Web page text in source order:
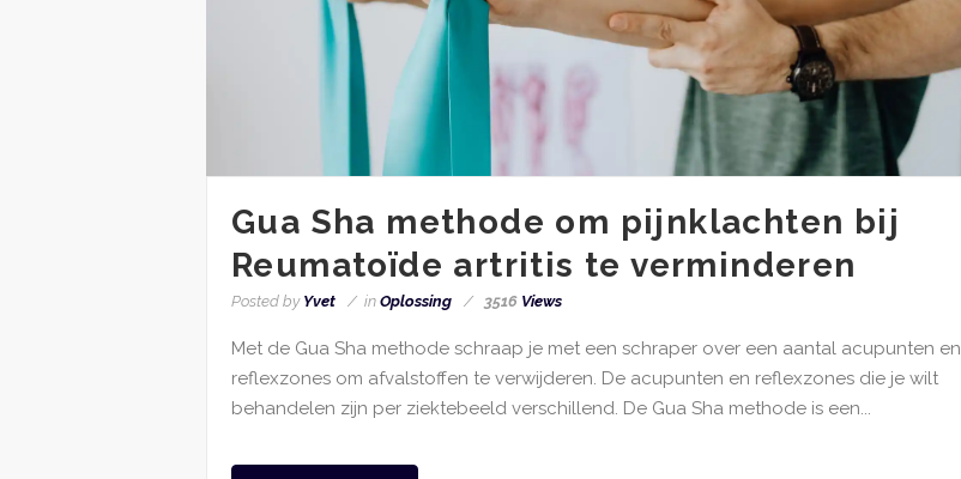
Gua Sha methode om pijnklachten bij
Reumatoïde artritis te verminderen
Posted by Yvet in Oplossing 3516 Views
Met de Gua Sha methode schraap je met een schraper over een aantal acupunten en
reflexzones om afvalstoffen te verwijderen. De acupunten en reflexzones die je wilt
behandelen zijn per ziektebeeld verschillend. De Gua Sha methode is een...